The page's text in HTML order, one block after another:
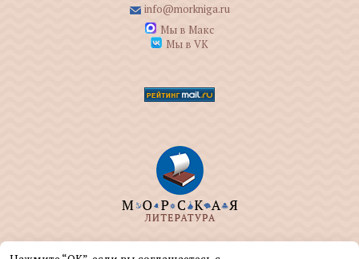
info@morkniga.ru
Мы в Макс
Мы в VK
ООО "МОРКНИГА" занимается изданием и